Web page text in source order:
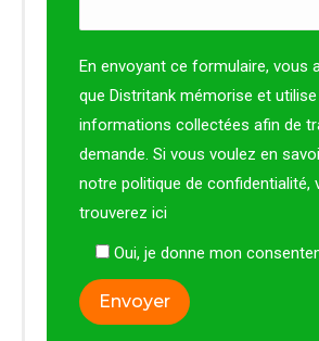
En envoyant ce formulaire, vous
que Distritank mémorise et
informations collectées afin de
demande. Si vous voulez en
notre politique de confidentialité,
trouverez ici
Oui, je donne mon